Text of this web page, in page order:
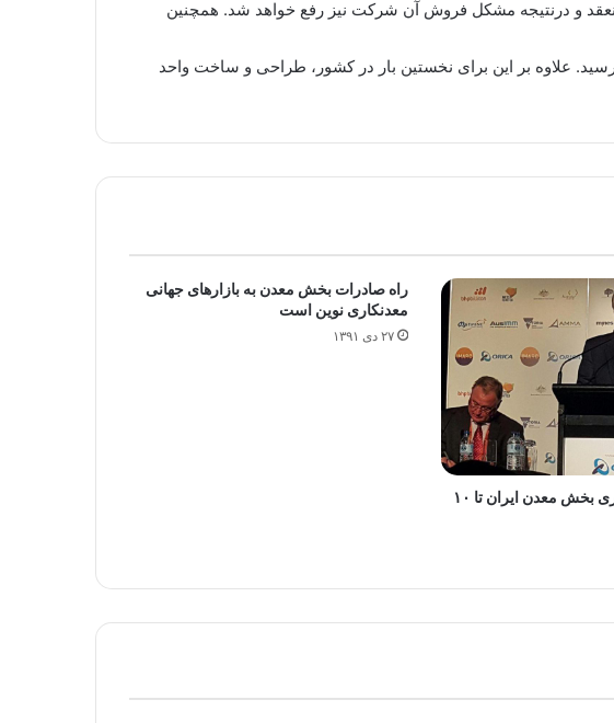
و درنتیجه مشکل فروش آن شرکت نیز رفع خواهد شد. همچنین
علاوه بر این برای نخستین بار در کشور، طراحی و ساخت واحد
نیاز۲۰ میلیارد دلاری بخش معدن ایران تا ۱۰
راه صادرات بخش معدن به بازارهای جهانی
معدنکاری نوین است
۲۷ دی ۱۳۹۱